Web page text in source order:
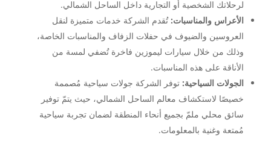
لرحلاتك الشخصية أو التجارية داخل الساحل الشمالي.
الأعراس والمناسبات: تُقدم الشركة خدمات متميزة لنقل
العروسين والضيوف في حفلات الزفاف والمناسبات الخاصة،
وذلك من خلال سيارات ليموزين فاخرة تُضفي لمسة من
الأناقة على هذه المناسبات.
الجولات السياحية: توفر الشركة جولات سياحية مُصممة
خصيصًا لاستكشاف معالم الساحل الشمالي، حيث يتمّ توفير
سائق محلي ملمّ بجميع أنحاء المنطقة لضمان تجربة سياحية
مُمتعة وغنية بالمعلومات.